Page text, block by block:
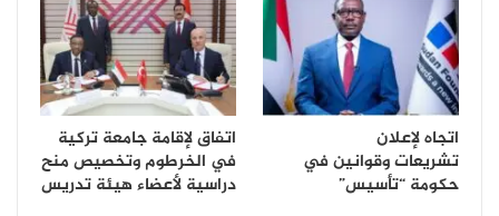
اتجاه لإعلان
تشريعات وقوانين في
حكومة “تأسيس”
اتفاق لإقامة جامعة تركية
في الخرطوم وتخصيص منح
دراسية لأعضاء هيئة تدريس